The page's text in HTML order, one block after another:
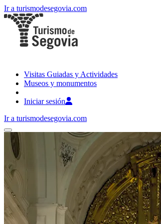
Ir a turismodesegovia.com
Visitas Guiadas y Actividades
Museos y monumentos
Iniciar sesión
Ir a turismodesegovia.com